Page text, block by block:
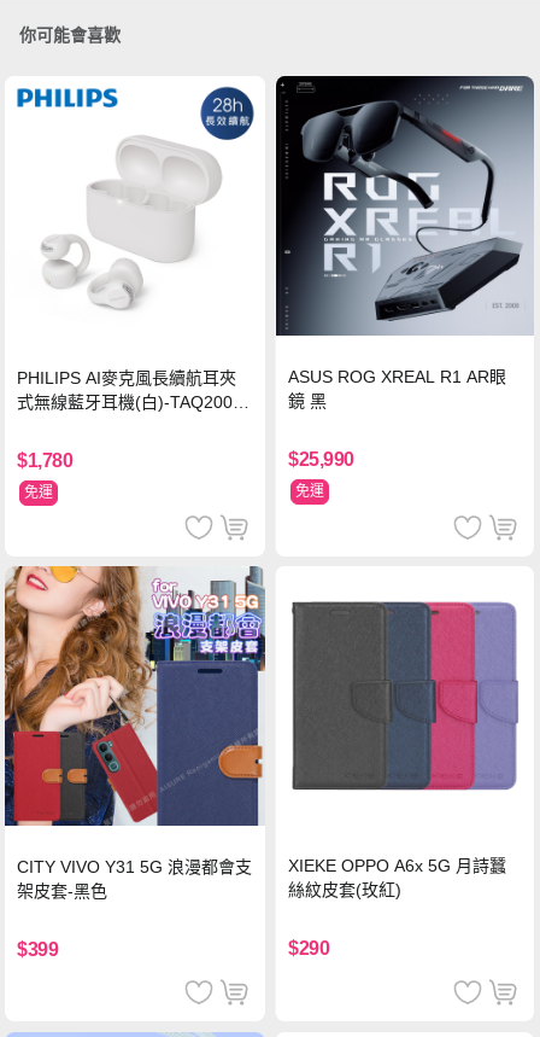
你可能會喜歡
PHILIPS AI麥克風長續航耳夾
式無線藍牙耳機(白)-TAQ2000
$1,780
免運
ASUS ROG XREAL R1 AR眼
鏡 黑
$25,990
免運
CITY VIVO Y31 5G 浪漫都會支
架皮套-黑色
$399
XIEKE OPPO A6x 5G 月詩蠶
絲紋皮套(玫紅)
$290